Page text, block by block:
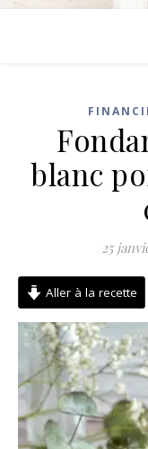
blanc
25
Aller à la recette